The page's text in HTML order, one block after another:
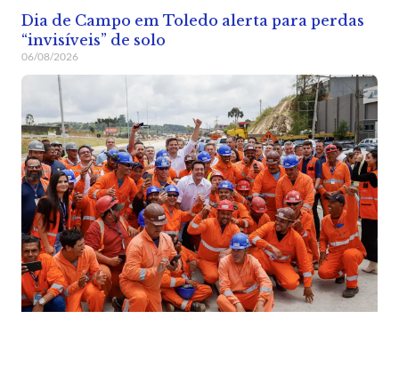
Dia de Campo em Toledo alerta para perdas
“invisíveis” de solo
06/08/2026